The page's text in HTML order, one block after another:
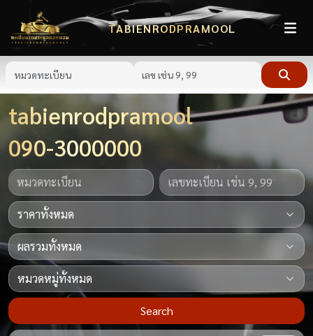
TABIENRODPRAMOOL
tabienrodpramool
090-3000000
Search